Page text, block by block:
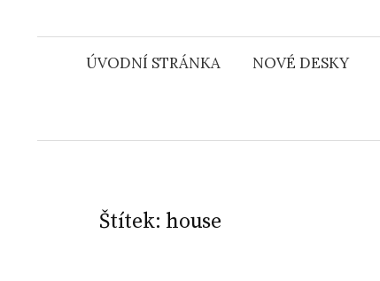
ÚVODNÍ STRÁNKA NOVÉ DESKY
Štítek: house